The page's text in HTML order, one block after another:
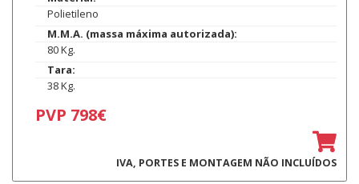
Polietileno
M.M.A. (massa máxima autorizada):
80 Kg.
Tara:
38 Kg.
PVP 798€
IVA, PORTES E MONTAGEM NÃO INCLUÍDOS